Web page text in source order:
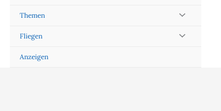
Themen
Fliegen
Anzeigen